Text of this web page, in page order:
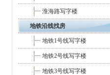
淮海路写字楼
地铁沿线找房
地铁1号线写字楼
地铁2号线写字楼
地铁3号线写字楼